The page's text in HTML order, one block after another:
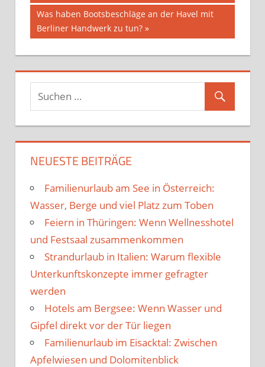
Nächster
Beitrag:
Was haben Bootsbeschläge an der Havel mit
Berliner Handwerk zu tun?
NEUESTE BEITRÄGE
Familienurlaub am See in Österreich:
Wasser, Berge und viel Platz zum Toben
Feiern in Thüringen: Wenn Wellnesshotel
und Festsaal zusammenkommen
Strandurlaub in Italien: Warum flexible
Unterkunftskonzepte immer gefragter
werden
Hotels am Bergsee: Wenn Wasser und
Gipfel direkt vor der Tür liegen
Familienurlaub im Eisacktal: Zwischen
Apfelwiesen und Dolomitenblick